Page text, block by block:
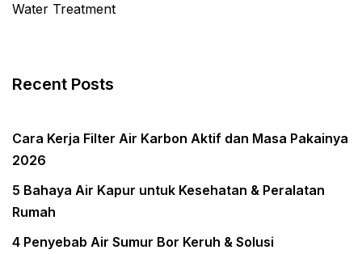
Water Treatment
Recent Posts
Cara Kerja Filter Air Karbon Aktif dan Masa Pakainya
2026
5 Bahaya Air Kapur untuk Kesehatan & Peralatan
Rumah
4 Penyebab Air Sumur Bor Keruh & Solusi